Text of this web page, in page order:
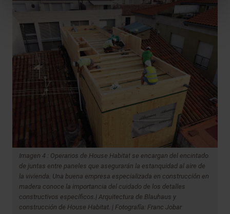
Imagen 4 : Operarios de House Habitat se encargan del encintado
de juntas entre paneles que asegurarán la estanquidad al aire de
la vivienda. Una buena empresa especializada en construcción en
madera conoce la importancia del cuidado de los detalles
constructivos específicos.| Arquitectura de Blauhaus y
construcción de House Habitat. | Fotografía: Franc Jobar